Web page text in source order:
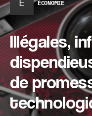
É ÉCONOMIE
Illégales,
de